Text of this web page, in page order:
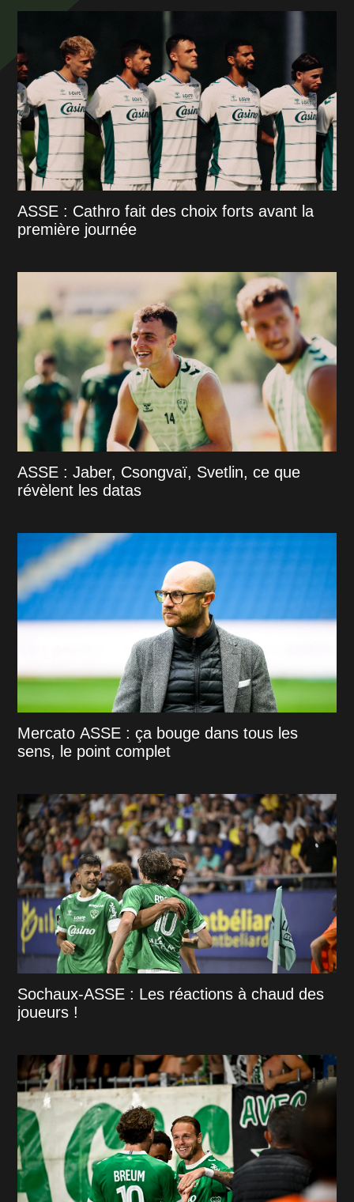
ASSE : Cathro fait des choix forts avant la
première journée
ASSE : Jaber, Csongvaï, Svetlin, ce que
révèlent les datas
Mercato ASSE : ça bouge dans tous les
sens, le point complet
Sochaux-ASSE : Les réactions à chaud des
joueurs !